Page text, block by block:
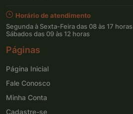
Horário de atendimento
Segunda à Sexta-Feira das 08 às 17 horas
Sábados das 09 às 12 horas
Páginas
Página Inicial
Fale Conosco
Minha Conta
Cadastre-se